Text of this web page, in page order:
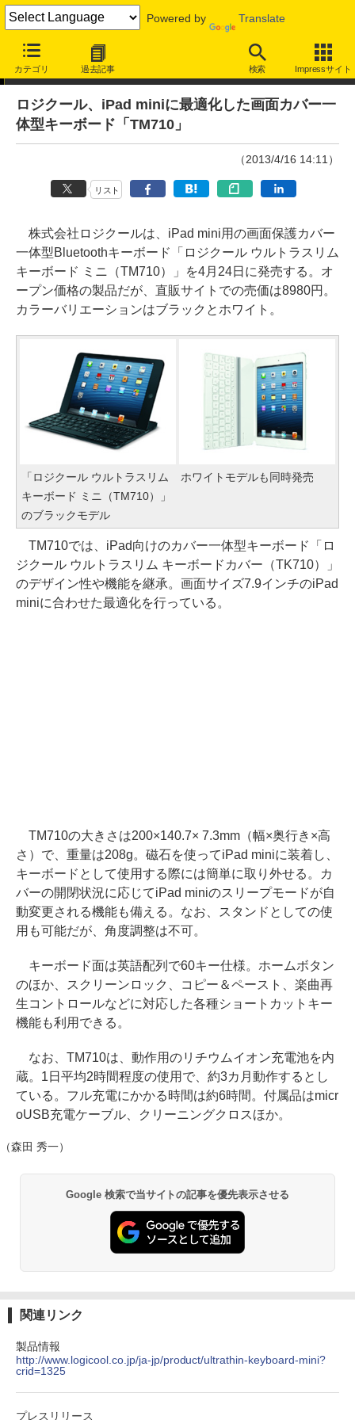
Powered by Translate
カテゴリ 過去記事 検索 Impressサイト
ニュース
ロジクール、iPad miniに最適化した画面カバー一
体型キーボード「TM710」
（2013/4/16 14:11）
リスト
株式会社ロジクールは、iPad mini用の画面保護カバー
一体型Bluetoothキーボード「ロジクール ウルトラスリム
キーボード ミニ（TM710）」を4月24日に発売する。オ
ープン価格の製品だが、直販サイトでの売価は8980円。
カラーバリエーションはブラックとホワイト。
「ロジクール ウルトラスリム
キーボード ミニ（TM710）」
のブラックモデル
ホワイトモデルも同時発売
TM710では、iPad向けのカバー一体型キーボード「ロ
ジクール ウルトラスリム キーボードカバー（TK710）」
のデザイン性や機能を継承。画面サイズ7.9インチのiPad
miniに合わせた最適化を行っている。
TM710の大きさは200×140.7× 7.3mm（幅×奥行き×高
さ）で、重量は208g。磁石を使ってiPad miniに装着し、
キーボードとして使用する際には簡単に取り外せる。カ
バーの開閉状況に応じてiPad miniのスリープモードが自
動変更される機能も備える。なお、スタンドとしての使
用も可能だが、角度調整は不可。
キーボード面は英語配列で60キー仕様。ホームボタン
のほか、スクリーンロック、コピー＆ペースト、楽曲再
生コントロールなどに対応した各種ショートカットキー
機能も利用できる。
なお、TM710は、動作用のリチウムイオン充電池を内
蔵。1日平均2時間程度の使用で、約3カ月動作するとし
ている。フル充電にかかる時間は約6時間。付属品はmicr
oUSB充電ケーブル、クリーニングクロスほか。
（森田 秀一）
Google 検索で当サイトの記事を優先表示させる
関連リンク
製品情報
http://www.logicool.co.jp/ja-jp/product/ultrathin-keyboard-mini?
crid=1325
プレスリリース